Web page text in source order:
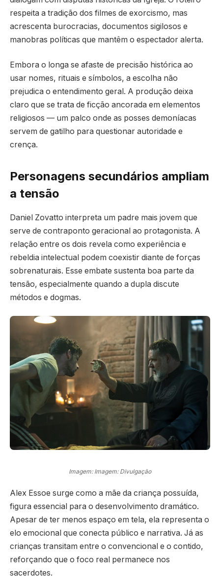
respeita a tradição dos filmes de exorcismo, mas
acrescenta burocracias, documentos sigilosos e
manobras políticas que mantêm o espectador alerta.
Embora o longa se afaste de precisão histórica ao
usar nomes, rituais e símbolos, a escolha não
prejudica o entendimento geral. A produção deixa
claro que se trata de ficção ancorada em elementos
religiosos — um palco onde as posses demoníacas
servem de gatilho para questionar autoridade e
crença.
Personagens secundários ampliam
a tensão
Daniel Zovatto interpreta um padre mais jovem que
serve de contraponto geracional ao protagonista. A
relação entre os dois revela como experiência e
rebeldia intelectual podem coexistir diante de forças
sobrenaturais. Esse embate sustenta boa parte da
tensão, especialmente quando a dupla discute
métodos e dogmas.
Imagem: Imagem: Divulgação
Alex Essoe surge como a mãe da criança possuída,
figura essencial para o desenvolvimento dramático.
Apesar de ter menos espaço em tela, ela representa o
elo emocional que conecta público e narrativa. Já as
crianças transitam entre o convencional e o contido,
reforçando que o foco real permanece nos
sacerdotes.